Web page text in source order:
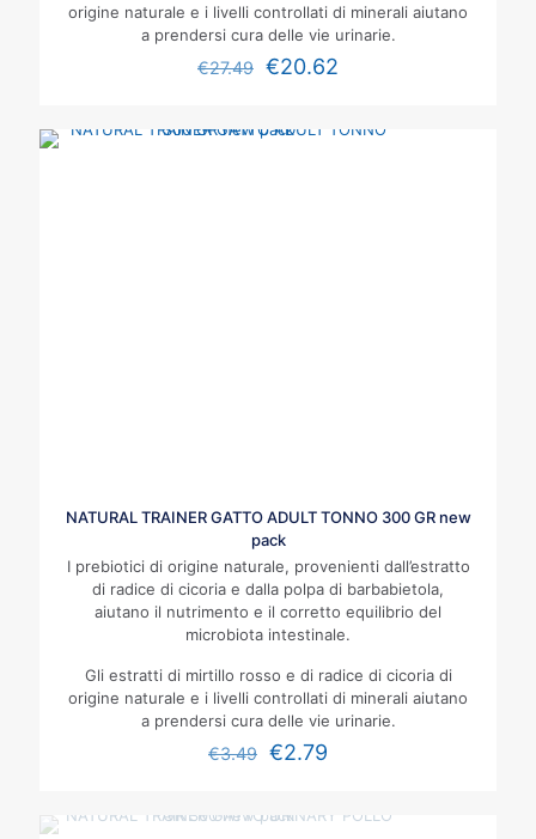
origine naturale e i livelli controllati di minerali aiutano
a prendersi cura delle vie urinarie.
€27.49 €20.62
NATURAL TRAINER GATTO ADULT TONNO 300 GR new
pack
I prebiotici di origine naturale, provenienti dall’estratto
di radice di cicoria e dalla polpa di barbabietola,
aiutano il nutrimento e il corretto equilibrio del
microbiota intestinale.
Gli estratti di mirtillo rosso e di radice di cicoria di
origine naturale e i livelli controllati di minerali aiutano
a prendersi cura delle vie urinarie.
€3.49 €2.79